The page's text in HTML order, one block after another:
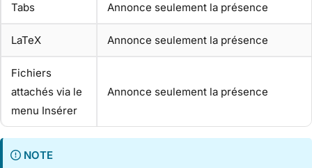
Tabs Annonce seulement la présence
LaTeX Annonce seulement la présence
Fichiers
attachés via le
menu Insérer
Annonce seulement la présence
NOTE